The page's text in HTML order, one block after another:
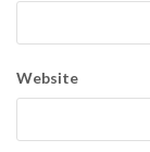
Website